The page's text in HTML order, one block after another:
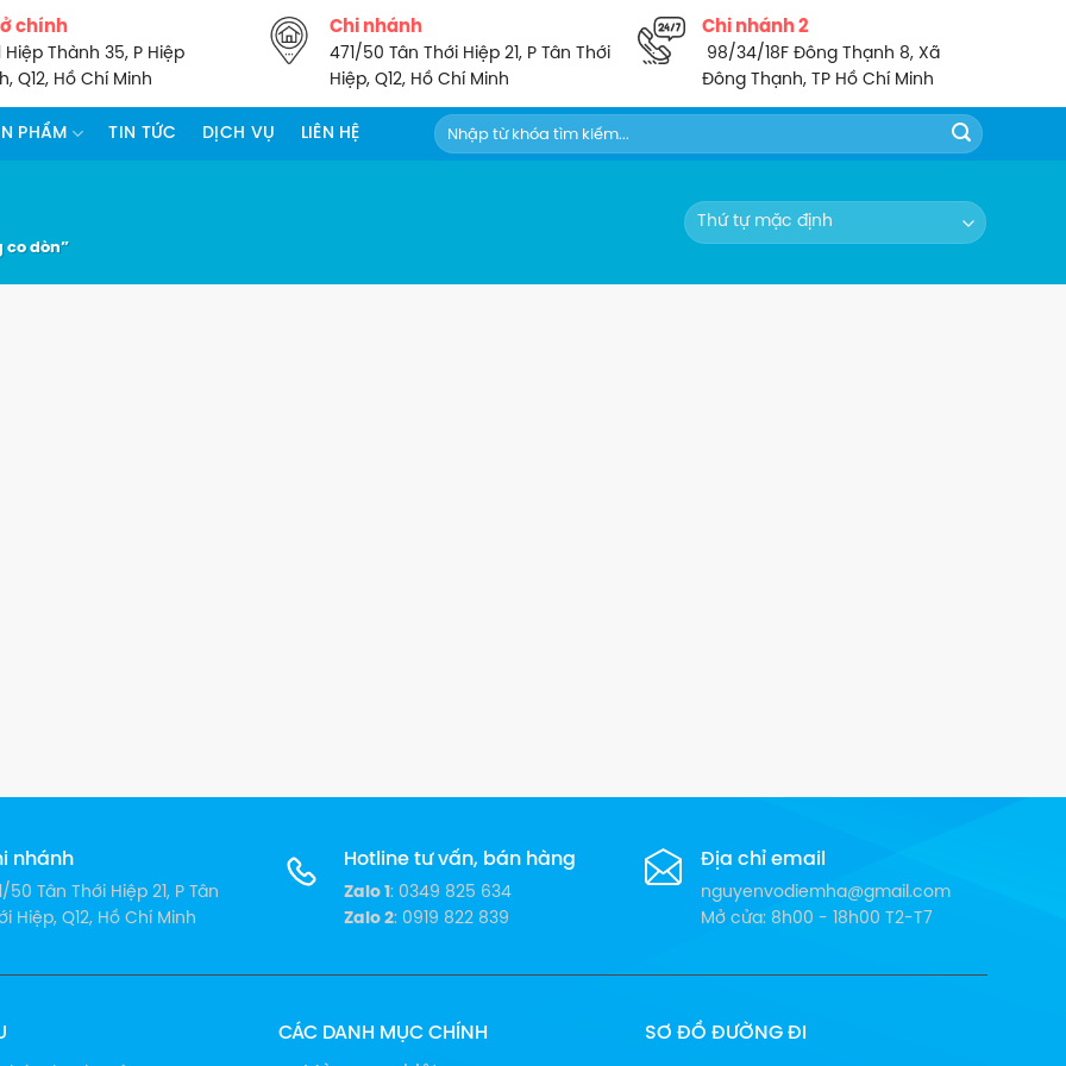
chính
Hiệp Thành 35, P Hiệp
Q12, Hồ Chí Minh
Chi nhánh
471/50 Tân Thới Hiệp 21, P Tân Thới
Hiệp, Q12, Hồ Chí Minh
Chi nhánh 2
98/34/18F Đông Thạnh 8, Xã
Đông Thạnh, TP Hồ Chí Minh
PHẨM TIN TỨC DỊCH VỤ LIÊN HỆ
Tìm
kiếm:
co dòn”
nhánh
50 Tân Thới Hiệp 21, P Tân
Hiệp, Q12, Hồ Chí Minh
Hotline tư vấn, bán hàng
Zalo 1 : 0349 825 634
Zalo 2: 0919 822 839
Địa chỉ email
nguyenvodiemha@gmail.com
Mở cửa: 8h00 - 18h00 T2-T7
CÁC DANH MỤC CHÍNH
SƠ ĐỒ ĐƯỜNG ĐI